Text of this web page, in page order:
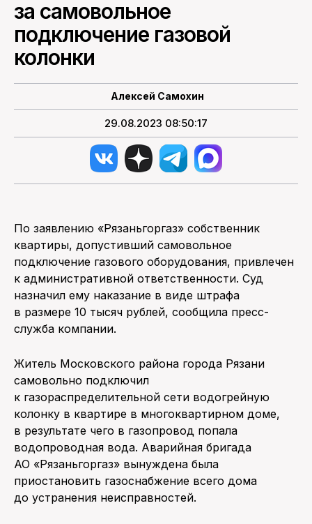
ПОИСК ПО САЙТУ
за самовольное
подключение газовой
колонки
Алексей Самохин
29.08.2023 08:50:17
По заявлению «Рязаньгоргаз» собственник
квартиры, допустивший самовольное
подключение газового оборудования, привлечен
к административной ответственности. Суд
назначил ему наказание в виде штрафа
в размере 10 тысяч рублей, сообщила пресс-
служба компании.
Житель Московского района города Рязани
самовольно подключил
к газораспределительной сети водогрейную
колонку в квартире в многоквартирном доме,
в результате чего в газопровод попала
водопроводная вода. Аварийная бригада
АО «Рязаньгоргаз» вынуждена была
приостановить газоснабжение всего дома
до устранения неисправностей.